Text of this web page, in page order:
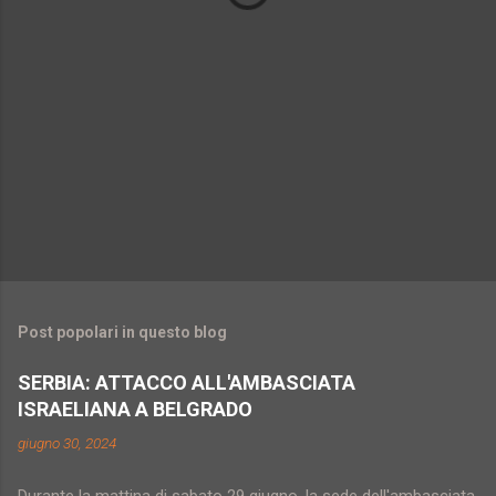
Post popolari in questo blog
SERBIA: ATTACCO ALL'AMBASCIATA
ISRAELIANA A BELGRADO
giugno 30, 2024